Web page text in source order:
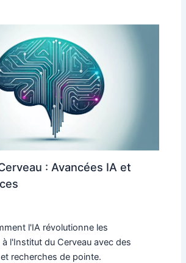
: Avancées IA et
l'IA révolutionne les
l'Institut du Cerveau avec des
recherches de pointe.